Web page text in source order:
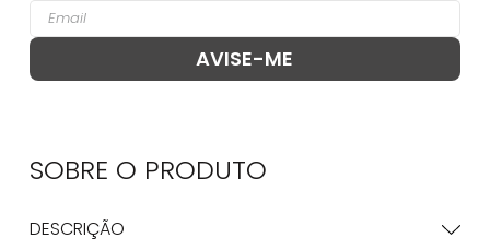
SOBRE O PRODUTO
DESCRIÇÃO